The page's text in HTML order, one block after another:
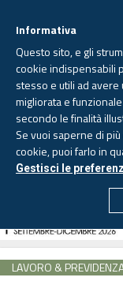
Lunedì,
LAVORO &
Informativa
Questo sito, e gli
cookie indispensabili
stesso e utili ad
migliorata e
secondo le finalità
Se vuoi saperne di
cookie, puoi farlo in
Gestisci le